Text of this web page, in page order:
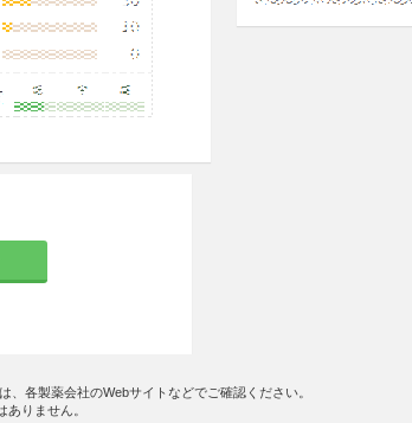
各製薬会社のWebサイトなどでご確認ください。
りません。